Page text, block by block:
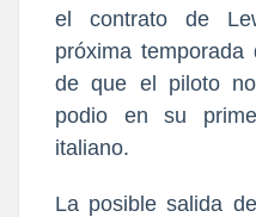
el contrato de
próxima
de que el piloto
podio en su
italiano.
La posible salida